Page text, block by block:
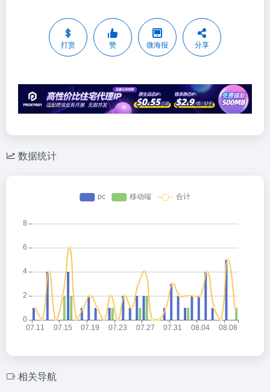
打赏 赞 微海报 分享
数据统计
相关导航